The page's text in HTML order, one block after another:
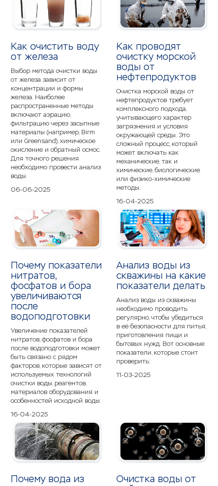
Как очистить воду
от железа
Выбор метода очистки воды
от железа зависит от
концентрации и формы
железа. Наиболее
распространенные методы
включают аэрацию,
фильтрацию через засыпные
материалы (например, Birm
или Greensand), химическое
окисление и обратный осмос.
Для точного решения
необходимо провести анализ
воды.
06-06-2025
Как проводят
очистку морской
воды от
нефтепродуктов
Очистка морской воды от
нефтепродуктов требует
комплексного подхода,
учитывающего характер
загрязнения и условия
окружающей среды. Это
сложный процесс, который
может включать как
механические, так и
химические, биологические
или физико-химические
методы.
16-04-2025
Почему показатели
нитратов,
фосфатов и бора
увеличиваются
после
водоподготовки
Увеличение показателей
нитратов, фосфатов и бора
после водоподготовки может
быть связано с рядом
факторов, которые зависят от
используемых технологий
очистки воды, реагентов,
материалов оборудования и
особенностей исходной воды.
16-04-2025
Анализ воды из
скважины на какие
показатели делать
Анализ воды из скважины
необходимо проводить
регулярно, чтобы убедиться
в её безопасности для питья,
приготовления пищи и
бытовых нужд. Вот основные
показатели, которые стоит
проверить:
11-03-2025
Почему вода из
Очистка воды от